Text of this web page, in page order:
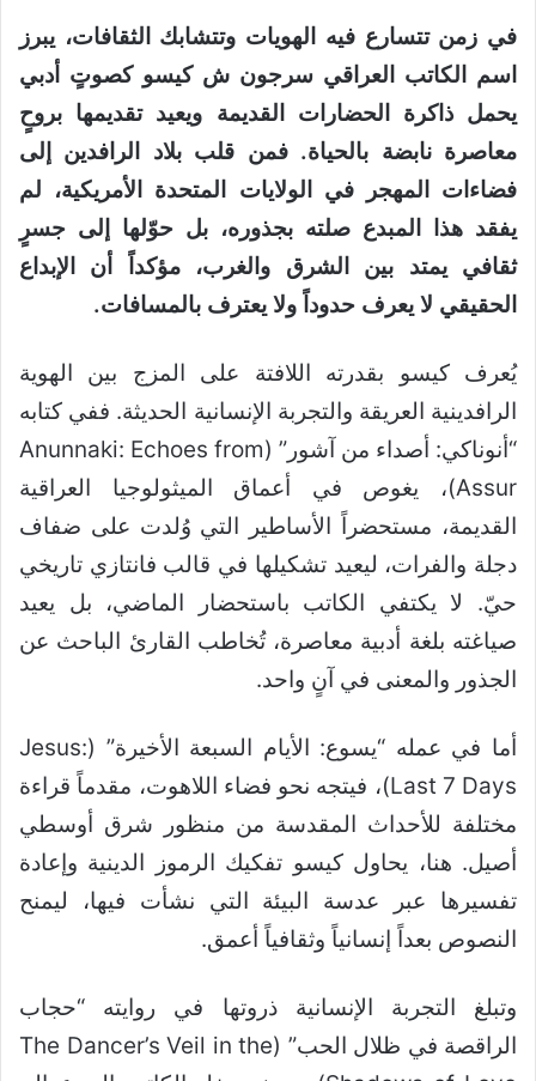
في زمن تتسارع فيه الهويات وتتشابك الثقافات، يبرز
اسم الكاتب العراقي سرجون ش كيسو كصوتٍ أدبي
يحمل ذاكرة الحضارات القديمة ويعيد تقديمها بروحٍ
معاصرة نابضة بالحياة. فمن قلب بلاد الرافدين إلى
فضاءات المهجر في الولايات المتحدة الأمريكية، لم
يفقد هذا المبدع صلته بجذوره، بل حوّلها إلى جسرٍ
ثقافي يمتد بين الشرق والغرب، مؤكداً أن الإبداع
الحقيقي لا يعرف حدوداً ولا يعترف بالمسافات.
يُعرف كيسو بقدرته اللافتة على المزج بين الهوية
الرافدينية العريقة والتجربة الإنسانية الحديثة. ففي كتابه
“أنوناكي: أصداء من آشور” (Anunnaki: Echoes from
Assur)، يغوص في أعماق الميثولوجيا العراقية
القديمة، مستحضراً الأساطير التي وُلدت على ضفاف
دجلة والفرات، ليعيد تشكيلها في قالب فانتازي تاريخي
حيّ. لا يكتفي الكاتب باستحضار الماضي، بل يعيد
صياغته بلغة أدبية معاصرة، تُخاطب القارئ الباحث عن
الجذور والمعنى في آنٍ واحد.
أما في عمله “يسوع: الأيام السبعة الأخيرة” (Jesus:
Last 7 Days)، فيتجه نحو فضاء اللاهوت، مقدماً قراءة
مختلفة للأحداث المقدسة من منظور شرق أوسطي
أصيل. هنا، يحاول كيسو تفكيك الرموز الدينية وإعادة
تفسيرها عبر عدسة البيئة التي نشأت فيها، ليمنح
النصوص بعداً إنسانياً وثقافياً أعمق.
وتبلغ التجربة الإنسانية ذروتها في روايته “حجاب
الراقصة في ظلال الحب” (The Dancer’s Veil in the